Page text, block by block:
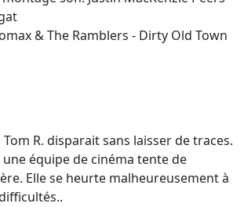
& The Ramblers - Dirty Old Town
Tom R. disparait sans laisser de traces.
équipe de cinéma tente de
Elle se heurte malheureusement à